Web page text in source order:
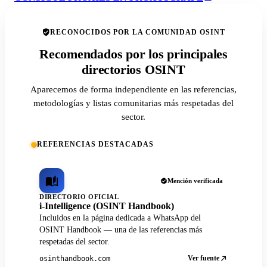
RECONOCIDOS POR LA COMUNIDAD OSINT
Recomendados por los principales
directorios OSINT
Aparecemos de forma independiente en las referencias,
metodologías y listas comunitarias más respetadas del
sector.
REFERENCIAS DESTACADAS
Mención verificada
DIRECTORIO OFICIAL
i-Intelligence (OSINT Handbook)
Incluidos en la página dedicada a WhatsApp del
OSINT Handbook — una de las referencias más
respetadas del sector.
osinthandbook.com Ver fuente